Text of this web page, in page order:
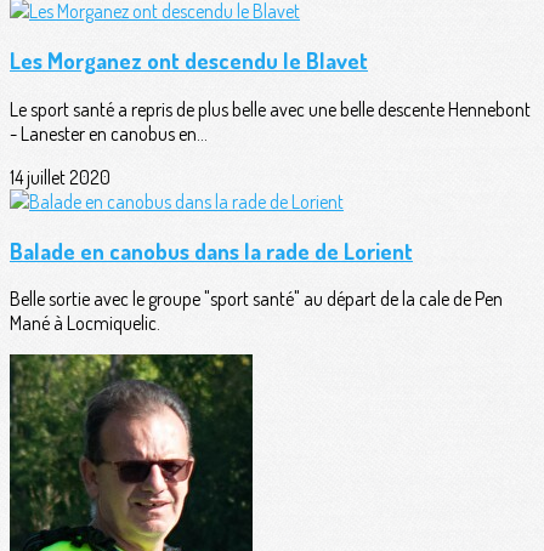
Les Morganez ont descendu le Blavet
Le sport santé a repris de plus belle avec une belle descente Hennebont
- Lanester en canobus en...
14 juillet 2020
Balade en canobus dans la rade de Lorient
Belle sortie avec le groupe "sport santé" au départ de la cale de Pen
Mané à Locmiquelic.